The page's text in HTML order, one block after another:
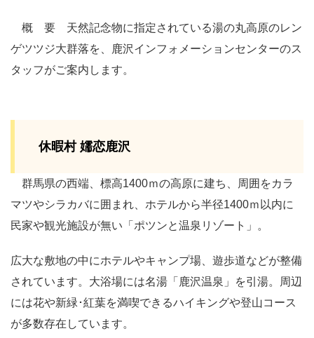
概 要 天然記念物に指定されている湯の丸高原のレン
ゲツツジ大群落を、鹿沢インフォメーションセンターのス
タッフがご案内します。
休暇村 嬬恋鹿沢
群馬県の西端、標高1400ｍの高原に建ち、周囲をカラ
マツやシラカバに囲まれ、ホテルから半径1400ｍ以内に
民家や観光施設が無い「ポツンと温泉リゾート」。
広大な敷地の中にホテルやキャンプ場、遊歩道などが整備
されています。大浴場には名湯「鹿沢温泉」を引湯。周辺
には花や新緑･紅葉を満喫できるハイキングや登山コース
が多数存在しています。